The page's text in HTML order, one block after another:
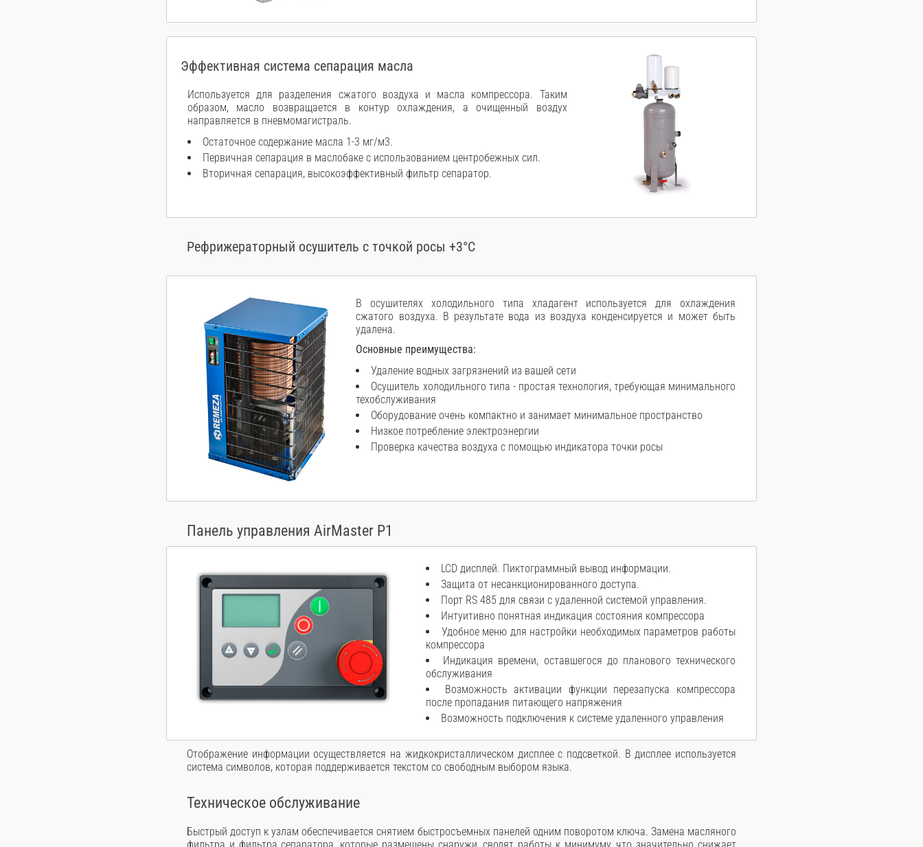
Эффективная система сепарация масла
Используется для разделения сжатого воздуха и масла компрессора. Таким
образом, масло возвращается в контур охлаждения, а очищенный воздух
направляется в пневмомагистраль.
Остаточное содержание масла 1-3 мг/м3.
Первичная сепарация в маслобаке с использованием центробежных сил.
Вторичная сепарация, высокоэффективный фильтр сепаратор.
Рефрижераторный осушитель с точкой росы +3°C
В осушителях холодильного типа хладагент используется для охлаждения
сжатого воздуха. В результате вода из воздуха конденсируется и может быть
удалена.
Основные преимущества:
Удаление водных загрязнений из вашей сети
Осушитель холодильного типа - простая технология, требующая минимального
техобслуживания
Оборудование очень компактно и занимает минимальное пространство
Низкое потребление электроэнергии
Проверка качества воздуха с помощью индикатора точки росы
Панель управления AirMaster Р1
LCD дисплей. Пиктограммный вывод информации.
Защита от несанкционированного доступа.
Порт RS 485 для связи с удаленной системой управления.
Интуитивно понятная индикация состояния компрессора
Удобное меню для настройки необходимых параметров работы
компрессора
Индикация времени, оставшегося до планового технического
обслуживания
Возможность активации функции перезапуска компрессора
после пропадания питающего напряжения
Возможность подключения к системе удаленного управления
Отображение информации осуществляется на жидкокристаллическом дисплее с подсветкой. В дисплее используется
система символов, которая поддерживается текстом со свободным выбором языка.
Техническое обслуживание
Быстрый доступ к узлам обеспечивается снятием быстросъемных панелей одним поворотом ключа. Замена масляного